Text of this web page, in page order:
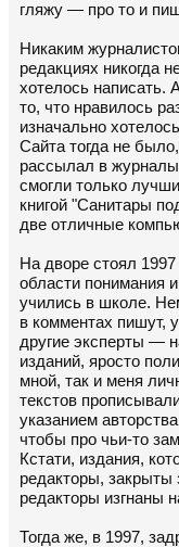
гляжу — про то и
Никаким
редакциях никогда
хотелось написать.
то, что нравилось
изначально
Сайта тогда не
рассылал в
смогли только
книгой "Санитары
две отличные
На дворе стоял
области понимания
учились в школе.
в комментах пишут,
другие эксперты —
изданий, яросто
мной, так и меня
текстов
указанием
чтобы про чьи-то
Кстати, издания,
редакторы, закрыты
редакторы изгнаны
Тогда же, в 1997,